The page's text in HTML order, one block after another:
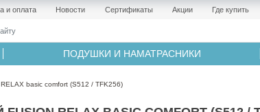
и оплата Новости Сертификаты Акции Где купить
ПОДУШКИ И НАМАТРАСНИКИ
basic comfort (S512 / TFK256)